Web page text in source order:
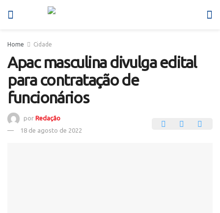
Home Cidade
Apac masculina divulga edital
para contratação de
funcionários
por Redação
18 de agosto de 2022